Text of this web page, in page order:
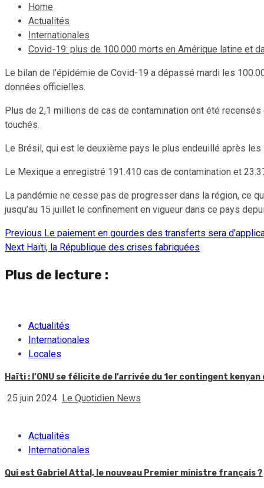
Home
Actualités
Internationales
Covid-19: plus de 100.000 morts en Amérique latine et
Le bilan de l’épidémie de Covid-19 a dépassé mardi les
données officielles.
Plus de 2,1 millions de cas de contamination ont été
touchés.
Le Brésil, qui est le deuxième pays le plus endeuillé après
Le Mexique a enregistré 191.410 cas de contamination et
La pandémie ne cesse pas de progresser dans la région, ce
jusqu’au 15 juillet le confinement en vigueur dans ce pays
Continue
Previous Le paiement en gourdes des transferts sera
Next Haïti, la République des crises fabriquées
Plus de lecture :
Actualités
Internationales
Locales
Haïti : l’ONU se félicite de l’arrivée du 1er contingent
25 juin 2024 Le Quotidien News
Actualités
Internationales
Qui est Gabriel Attal, le nouveau Premier ministre français ?